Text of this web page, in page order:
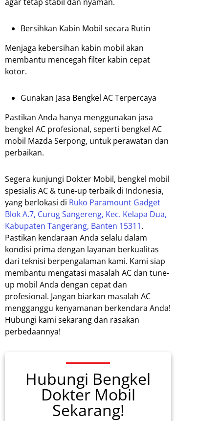
agar tetap stabil dan nyaman.
Bersihkan Kabin Mobil secara Rutin
Menjaga kebersihan kabin mobil akan
membantu mencegah filter kabin cepat
kotor.
Gunakan Jasa Bengkel AC Terpercaya
Pastikan Anda hanya menggunakan jasa
bengkel AC profesional, seperti bengkel AC
mobil Mazda Serpong, untuk perawatan dan
perbaikan.
Segera kunjungi Dokter Mobil, bengkel mobil
spesialis AC & tune-up terbaik di Indonesia,
yang berlokasi di Ruko Paramount Gadget
Blok A.7, Curug Sangereng, Kec. Kelapa Dua,
Kabupaten Tangerang, Banten 15311.
Pastikan kendaraan Anda selalu dalam
kondisi prima dengan layanan berkualitas
dari teknisi berpengalaman kami. Kami siap
membantu mengatasi masalah AC dan tune-
up mobil Anda dengan cepat dan
profesional. Jangan biarkan masalah AC
mengganggu kenyamanan berkendara Anda!
Hubungi kami sekarang dan rasakan
perbedaannya!
Hubungi Bengkel
Dokter Mobil
Sekarang!